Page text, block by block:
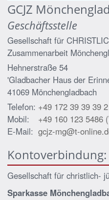
GCJZ
Geschäftsstelle
Gesellschaft für
Zusammenarbeit
Hehnerstraße 54
'Gladbacher Haus der
41069 Mönchengladbach
Telefon: +49 172 39 39 39 2
Mobil:
+49 160 123 5486
E-Mail: gcjz-mg@t-
Kontoverbindung:
Gesellschaft für christlich-
Sparkasse